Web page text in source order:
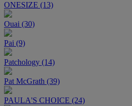
ONESIZE (13)
Ouai (30)
Pai (9)
Patchology (14)
Pat McGrath (39)
PAULA'S CHOICE (24)